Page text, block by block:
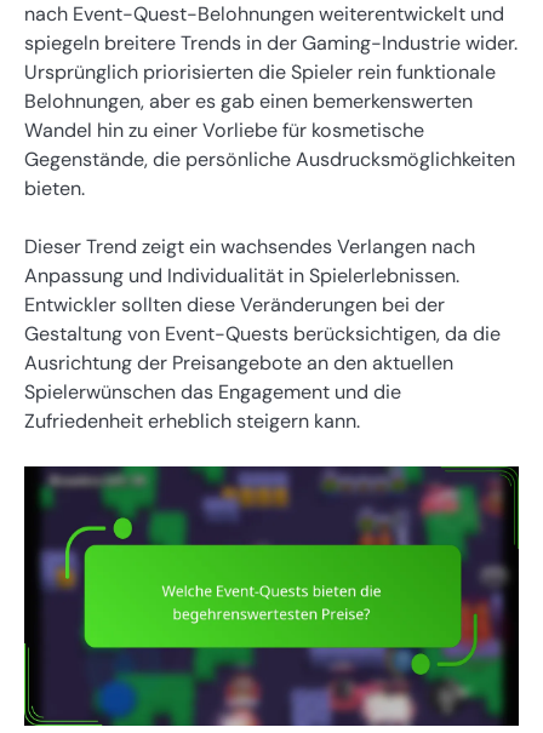
nach Event-Quest-Belohnungen weiterentwickelt und
spiegeln breitere Trends in der Gaming-Industrie wider.
Ursprünglich priorisierten die Spieler rein funktionale
Belohnungen, aber es gab einen bemerkenswerten
Wandel hin zu einer Vorliebe für kosmetische
Gegenstände, die persönliche Ausdrucksmöglichkeiten
bieten.
Dieser Trend zeigt ein wachsendes Verlangen nach
Anpassung und Individualität in Spielerlebnissen.
Entwickler sollten diese Veränderungen bei der
Gestaltung von Event-Quests berücksichtigen, da die
Ausrichtung der Preisangebote an den aktuellen
Spielerwünschen das Engagement und die
Zufriedenheit erheblich steigern kann.